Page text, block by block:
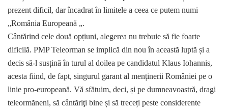
prezent dificil, dar încadrat în limitele a ceea ce putem numi
„România Europeană „.
Cântărind cele două opțiuni, alegerea nu trebuie să fie foarte
dificilă. PMP Teleorman se implică din nou în această luptă și a
decis să-l susțină în turul al doilea pe candidatul Klaus Iohannis,
acesta fiind, de fapt, singurul garant al menținerii României pe o
linie pro-europeană. Vă sfătuim, deci, și pe dumneavoastră, dragi
teleormăneni, să cântăriţi bine și să treceți peste considerente